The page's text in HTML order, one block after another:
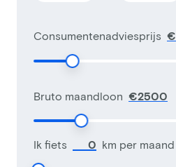
Consumentenadviesprijs €
Bruto maandloon €
Ik fiets km per maand